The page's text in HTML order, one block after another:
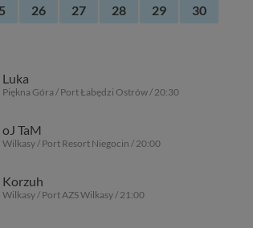
26 27 28 29
30
Luka
Piękna Góra / Port Łabędzi Ostrów / 20:30
oJ TaM
Wilkasy / Port Resort Niegocin / 20:00
Korzuh
Wilkasy / Port AZS Wilkasy / 21:00